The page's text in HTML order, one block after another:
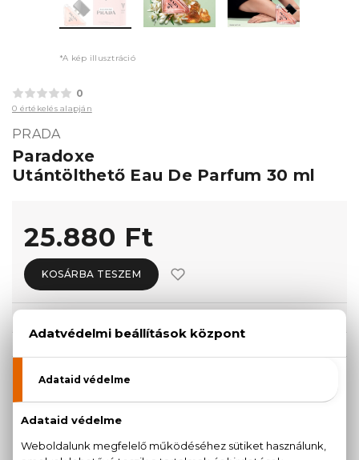
*A kép illusztráció
0
0 értékelés alapján
PRADA
Paradoxe
Utántölthető Eau De Parfum 30 ml
25.880 Ft
KOSÁRBA TESZEM
KISZERELÉS KIVÁLASZTÁSA
25.880 Ft
35.490 Ft
90 ml